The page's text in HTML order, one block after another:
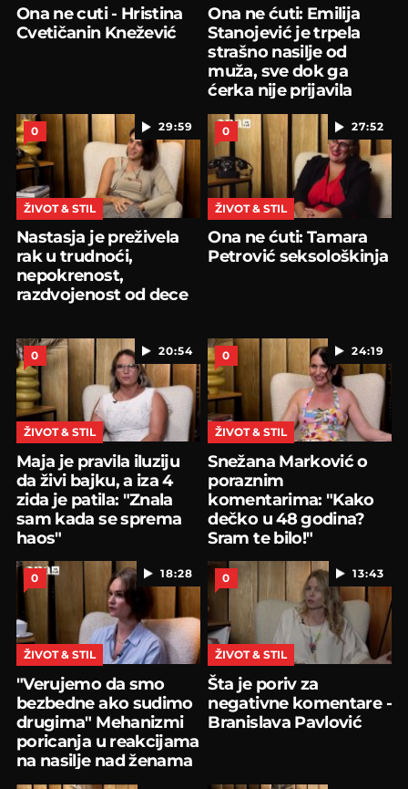
Ona ne cuti - Hristina
Cvetičanin Knežević
Ona ne ćuti: Emilija
Stanojević je trpela
strašno nasilje od
muža, sve dok ga
ćerka nije prijavila
29:59
0
ŽIVOT & STIL
Nastasja je preživela
rak u trudnoći,
nepokrenost,
razdvojenost od dece
27:52
0
ŽIVOT & STIL
Ona ne ćuti: Tamara
Petrović seksološkinja
20:54
0
ŽIVOT & STIL
Maja je pravila iluziju
da živi bajku, a iza 4
zida je patila: "Znala
sam kada se sprema
haos"
24:19
0
ŽIVOT & STIL
Snežana Marković o
poraznim
komentarima: "Kako
dečko u 48 godina?
Sram te bilo!"
18:28
0
ŽIVOT & STIL
"Verujemo da smo
bezbedne ako sudimo
drugima" Mehanizmi
poricanja u reakcijama
na nasilje nad ženama
13:43
0
ŽIVOT & STIL
Šta je poriv za
negativne komentare -
Branislava Pavlović